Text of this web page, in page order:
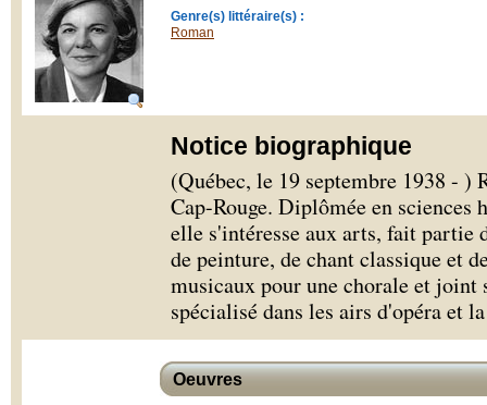
Genre(s) littéraire(s) :
Roman
Notice biographique
(Québec, le 19 septembre 1938 - )
Cap-Rouge. Diplômée en
elle s'intéresse aux arts, fait partie
de peinture, de chant classique et
musicaux pour une chorale et
spécialisé dans les airs d'opéra et
Oeuvres